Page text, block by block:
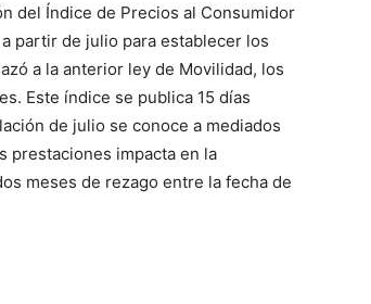
del Índice de Precios al Consumidor
partir de julio para establecer los
a la anterior ley de Movilidad, los
Este índice se publica 15 días
de julio se conoce a mediados
prestaciones impacta en la
meses de rezago entre la fecha de